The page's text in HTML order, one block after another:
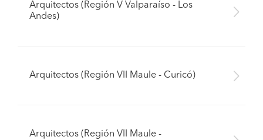
Arquitectos (Región V Valparaíso - Los
Andes)
Arquitectos (Región VII Maule - Curicó)
Arquitectos (Región VII Maule -